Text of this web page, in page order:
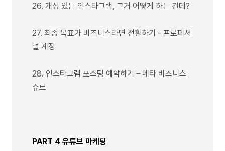
26. 개성 있는 인스타그램, 그거 어떻게 하는 건데?
27. 최종 목표가 비즈니스라면 전환하기 - 프로페셔
널 계정
28. 인스타그램 포스팅 예약하기 – 메타 비즈니스
슈트
PART 4 유튜브 마케팅